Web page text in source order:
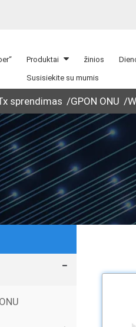
Produktai žinios
Susisiekite su mumis
sprendimas GPON ONU